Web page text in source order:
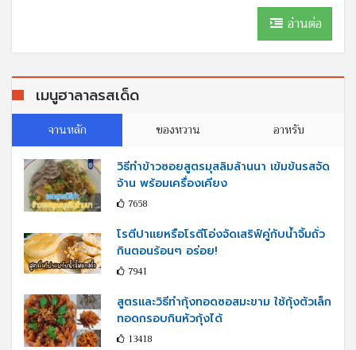
อ่านต่อ
เมนูฮาลาลรสเด็ด
จานหลัก ของหวาน อาหรับ
วิธีทำข้าวซอยสูตรมุสลิมล้านนา เข้มข้นรสจัด
จ้าน พร้อมเครื่องเคียง
7658
โรตีปาแยหรือโรตีโอ่งจัดเสริฟ์คู่กับนํ้าจิ้มถั่ว
กินตอนร้อนๆ อร่อย!
7941
สูตรและวิธีทำกุ้งทอดซอสมะขาม ใช้กุ้งตัวเล็ก
ทอดกรอบกินหัวกุ้งได้
13418